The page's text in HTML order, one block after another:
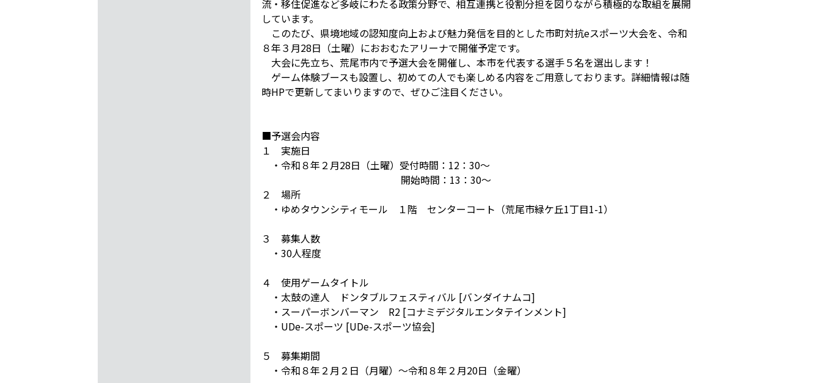
流・移住促進など多岐にわたる政策分野で、相互連携と役割分担を図りながら積極的な取組を展開
しています。
このたび、県境地域の認知度向上および魅力発信を目的とした市町対抗eスポーツ大会を、令和
８年３月28日（土曜）におおむたアリーナで開催予定です。
大会に先立ち、荒尾市内で予選大会を開催し、本市を代表する選手５名を選出します！
ゲーム体験ブースも設置し、初めての人でも楽しめる内容をご用意しております。詳細情報は随
時HPで更新してまいりますので、ぜひご注目ください。
■予選会内容
１ 実施日
・令和８年２月28日（土曜）受付時間：12：30～
開始時間：13：30～
２ 場所
・ゆめタウンシティモール １階 センターコート（荒尾市緑ケ丘1丁目1-1）
３ 募集人数
・30人程度
４ 使用ゲームタイトル
・太鼓の達人 ドンタブルフェスティバル [バンダイナムコ]
・スーパーボンバーマン R2 [コナミデジタルエンタテインメント]
・UDe-スポーツ [UDe-スポーツ協会]
５ 募集期間
・令和８年２月２日（月曜）～令和８年２月20日（金曜）